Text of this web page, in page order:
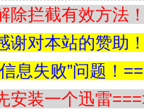
除拦截有效方法
谢对本站的赞助
息失败”问题！
安装一个迅雷